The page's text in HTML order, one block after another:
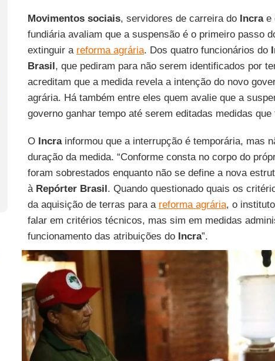
Movimentos sociais, servidores de carreira do Incrae
fundiária avaliam que a suspensão é o primeiro passo
extinguir a reforma agrária. Dos quatro funcionários do
Brasil, que pediram para não serem identificados por
acreditam que a medida revela a intenção do novo
agrária. Há também entre eles quem avalie que a
governo ganhar tempo até serem editadas medidas
O Incrainformou que a interrupção é temporária, mas
duração da medida. “Conforme consta no corpo do
foram sobrestados enquanto não se define a nova
à Repórter Brasil. Quando questionado quais os
da aquisição de terras para a reforma agrária, o
falar em critérios técnicos, mas sim em medidas
funcionamento das atribuições do Incra”.